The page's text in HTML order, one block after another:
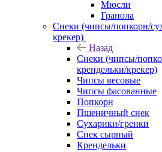
Мюсли
Гранола
Снеки (чипсы/попкорн/
крекер)
Назад
Снеки (чипсы/
крендельки/крекер)
Чипсы весовые
Чипсы фасованные
Попкорн
Пшеничный снек
Сухарики/гренки
Снек сырный
Крендельки